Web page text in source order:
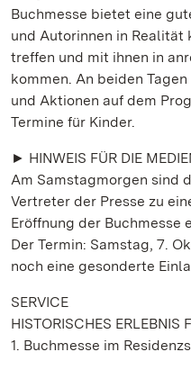
Buchmesse bietet eine
und Autorinnen in Realität
treffen und mit ihnen in
kommen. An beiden
und Aktionen auf dem
Termine für Kinder.
► HINWEIS FÜR DIE
Am Samstagmorgen sind
Vertreter der Presse zu
Eröffnung der Buchmesse
Der Termin: Samstag, 7.
noch eine gesonderte
SERVICE
HISTORISCHES ERLEBNIS
1. Buchmesse im